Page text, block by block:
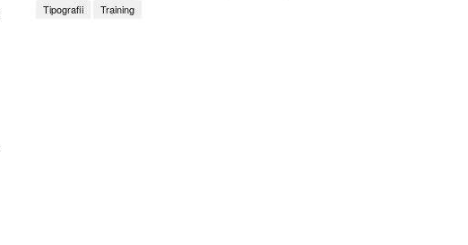
Tipografii
Training